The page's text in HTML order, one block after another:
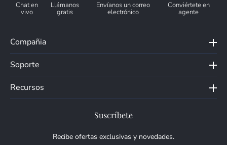
Chat en
vivo
Llámanos
gratis
Envíanos un correo
electrónico
Conviértete en
agente
Compañia
Soporte
Recursos
Suscríbete
Recibe ofertas exclusivas y novedades.